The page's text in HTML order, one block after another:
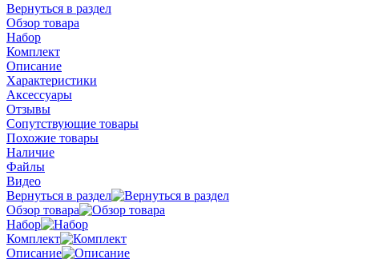
Вернуться в раздел
Обзор товара
Набор
Комплект
Описание
Характеристики
Аксессуары
Отзывы
Сопутствующие товары
Похожие товары
Наличие
Файлы
Видео
Вернуться в раздел
Обзор товара
Набор
Комплект
Описание